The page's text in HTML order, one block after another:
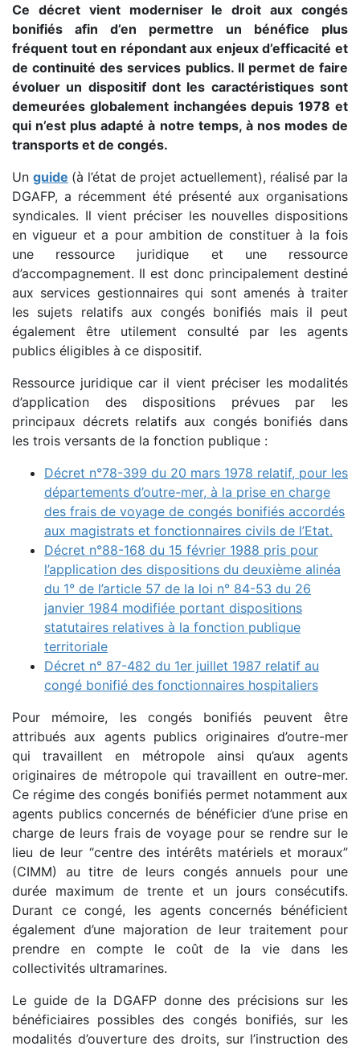
Ce décret vient moderniser le droit aux congés
bonifiés afin d’en permettre un bénéfice plus
fréquent tout en répondant aux enjeux d’efficacité et
de continuité des services publics. Il permet de faire
évoluer un dispositif dont les caractéristiques sont
demeurées globalement inchangées depuis 1978 et
qui n’est plus adapté à notre temps, à nos modes de
transports et de congés.
Un guide (à l’état de projet actuellement), réalisé par la
DGAFP, a récemment été présenté aux organisations
syndicales. Il vient préciser les nouvelles dispositions
en vigueur et a pour ambition de constituer à la fois
une ressource juridique et une ressource
d’accompagnement. Il est donc principalement destiné
aux services gestionnaires qui sont amenés à traiter
les sujets relatifs aux congés bonifiés mais il peut
également être utilement consulté par les agents
publics éligibles à ce dispositif.
Ressource juridique car il vient préciser les modalités
d’application des dispositions prévues par les
principaux décrets relatifs aux congés bonifiés dans
les trois versants de la fonction publique :
Décret n°78-399 du 20 mars 1978 relatif, pour les
départements d’outre-mer, à la prise en charge
des frais de voyage de congés bonifiés accordés
aux magistrats et fonctionnaires civils de l’Etat.
Décret n°88-168 du 15 février 1988 pris pour
l’application des dispositions du deuxième alinéa
du 1° de l’article 57 de la loi n° 84-53 du 26
janvier 1984 modifiée portant dispositions
statutaires relatives à la fonction publique
territoriale
Décret n° 87-482 du 1er juillet 1987 relatif au
congé bonifié des fonctionnaires hospitaliers
Pour mémoire, les congés bonifiés peuvent être
attribués aux agents publics originaires d’outre-mer
qui travaillent en métropole ainsi qu’aux agents
originaires de métropole qui travaillent en outre-mer.
Ce régime des congés bonifiés permet notamment aux
agents publics concernés de bénéficier d’une prise en
charge de leurs frais de voyage pour se rendre sur le
lieu de leur “centre des intérêts matériels et moraux”
(CIMM) au titre de leurs congés annuels pour une
durée maximum de trente et un jours consécutifs.
Durant ce congé, les agents concernés bénéficient
également d’une majoration de leur traitement pour
prendre en compte le coût de la vie dans les
collectivités ultramarines.
Le guide de la DGAFP donne des précisions sur les
bénéficiaires possibles des congés bonifiés, sur les
modalités d’ouverture des droits, sur l’instruction des